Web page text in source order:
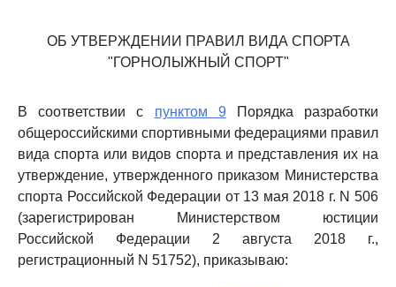
ОБ УТВЕРЖДЕНИИ ПРАВИЛ ВИДА СПОРТА
"ГОРНОЛЫЖНЫЙ СПОРТ"
В соответствии с пунктом 9 Порядка разработки
общероссийскими спортивными федерациями правил
вида спорта или видов спорта и представления их на
утверждение, утвержденного приказом Министерства
спорта Российской Федерации от 13 мая 2018 г. N 506
(зарегистрирован Министерством юстиции
Российской Федерации 2 августа 2018 г.,
регистрационный N 51752), приказываю: